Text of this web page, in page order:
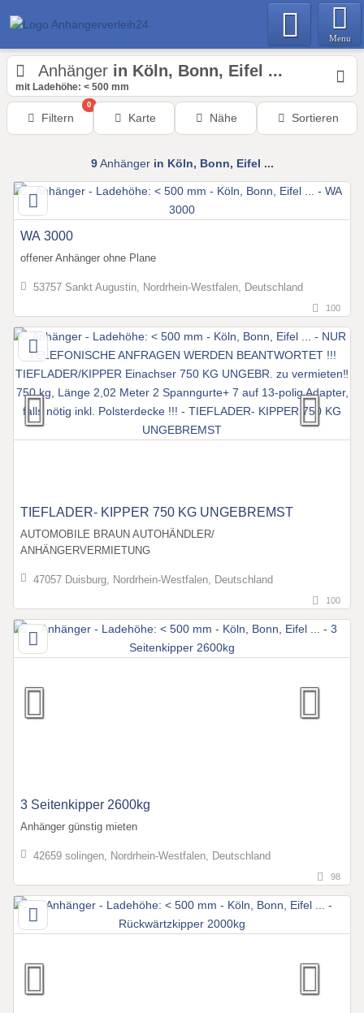
Menu
Anhänger in Köln, Bonn, Eifel ...
mit Ladehöhe: < 500 mm
Filtern
0
Karte Nähe Sortieren
9Anhänger in Köln, Bonn, Eifel ...
WA 3000
offener Anhänger ohne Plane
53757 Sankt Augustin, Nordrhein-Westfalen, Deutschland
100
TIEFLADER- KIPPER 750 KG UNGEBREMST
AUTOMOBILE BRAUN AUTOHÄNDLER/
ANHÄNGERVERMIETUNG
47057 Duisburg, Nordrhein-Westfalen, Deutschland
100
3 Seitenkipper 2600kg
Anhänger günstig mieten
42659 solingen, Nordrhein-Westfalen, Deutschland
98